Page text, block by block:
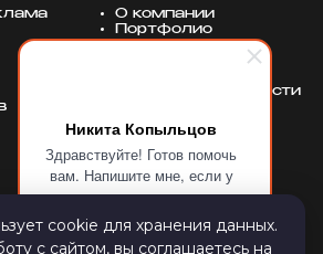
Никита Копыльцов
Здравствуйте! Готов помочь
вам. Напишите мне, если у
вас появятся вопросы.
О компании
Портфолио
База знаний
конфиденциальности
СОЦСЕТИ
VK
cookie для хранения данных.
с сайтом, вы соглашаетесь на